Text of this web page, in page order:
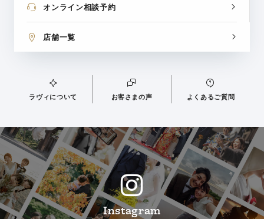
オンライン相談予約
店舗一覧
ラヴィについて お客さまの声 よくあるご質問
Instagram